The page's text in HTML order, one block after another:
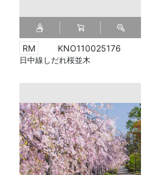
KNO110025176
日中線しだれ桜並木